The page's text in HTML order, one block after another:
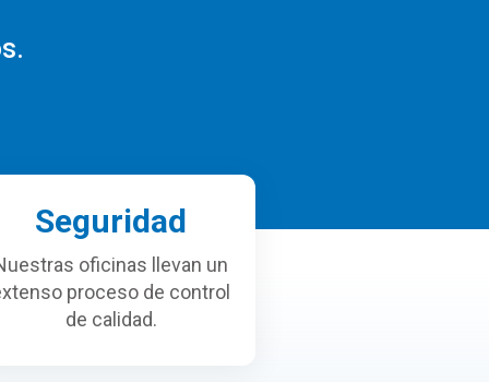
Seguridad
oficinas llevan un
proceso de control
de calidad.